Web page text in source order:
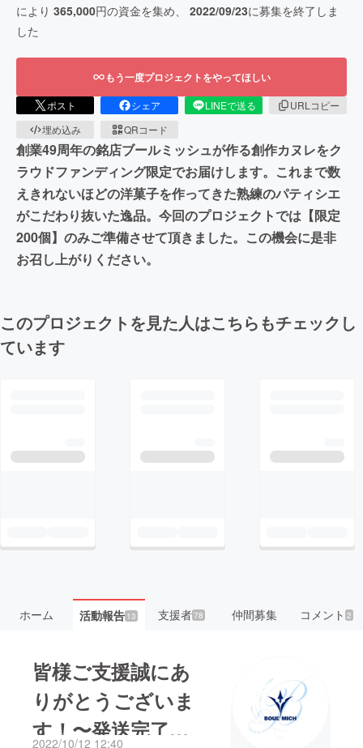
により 365,000円の資金を集め、 2022/09/23に募集を終了しま
した
もう一度プロジェクトをやってほしい
ポスト シェア LINEで送る
URLコピー
埋め込み
QRコード
創業49周年の銘店ブールミッシュが作る創作カヌレをク
ラウドファンディング限定でお届けします。これまで数
えきれないほどの洋菓子を作ってきた熟練のパティシエ
がこだわり抜いた逸品。今回のプロジェクトでは【限定
200個】のみご準備させて頂きました。この機会に是非
お召し上がりください。
このプロジェクトを見た人はこちらもチェックし
ています
ホーム 活動報告13 支援者78 仲間募集 コメント 2
皆様ご支援誠にあ
りがとうございま
す！〜発送完了と
2022/10/12 12:40